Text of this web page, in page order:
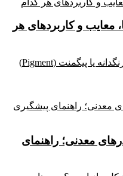
معایب و کاربردهای هر
رنگدانه چیست و چه کاربردی دارد؟ رنگدانه یا پیگمنت (Pigment)
معدنی؛ راهنمای